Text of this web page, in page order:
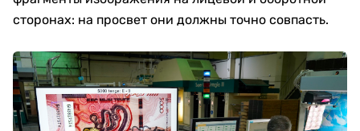
сторонах: на просвет они должны точно совпасть.